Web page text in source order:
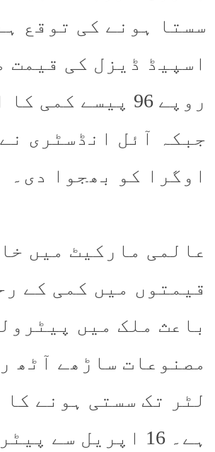
سستا ہونے کی توقع
روپے 96 پیسے
جبکہ آئل انڈسٹری
اوگرا کو بھجوا دی۔
عالمی مارکیٹ میں
قیمتوں میں کمی کے
باعث ملک میں
مصنوعات ساڑھے آٹھ
لٹر تک سستی ہونے کا
ہے۔ 16 اپریل سے